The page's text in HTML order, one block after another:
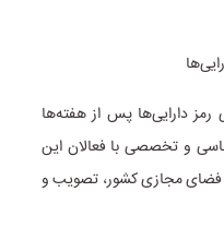
ساماندهی رمز دارایی‌ها پس از هفته‌ها
و تخصصی با فعالان این
فضای مجازی کشور، تصویب و